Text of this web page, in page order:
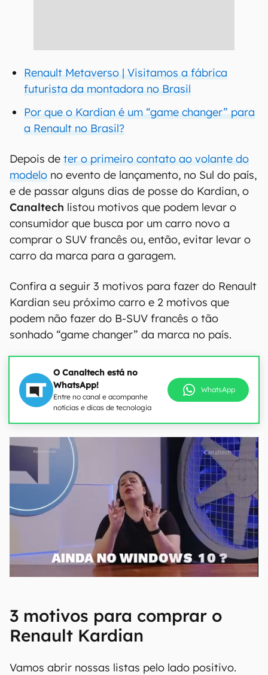
Renault Metaverso | Visitamos a fábrica
futurista da montadora no Brasil
Por que o Kardian é um “game changer” para
a Renault no Brasil?
Depois de ter o primeiro contato ao volante do
modelo no evento de lançamento, no Sul do país,
e de passar alguns dias de posse do Kardian, o
Canaltech listou motivos que podem levar o
consumidor que busca por um carro novo a
comprar o SUV francês ou, então, evitar levar o
carro da marca para a garagem.
Confira a seguir 3 motivos para fazer do Renault
Kardian seu próximo carro e 2 motivos que
podem não fazer do B-SUV francês o tão
sonhado “game changer” da marca no país.
O Canaltech está no
WhatsApp!
Entre no canal e acompanhe
notícias e dicas de tecnologia
WhatsApp
3 motivos para comprar o
Renault Kardian
Vamos abrir nossas listas pelo lado positivo.